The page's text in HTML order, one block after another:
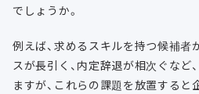
でしょうか。
例えば、求めるスキルを持つ候補者
スが長引く、内定辞退が相次ぐなど
ますが、これらの課題を放置すると